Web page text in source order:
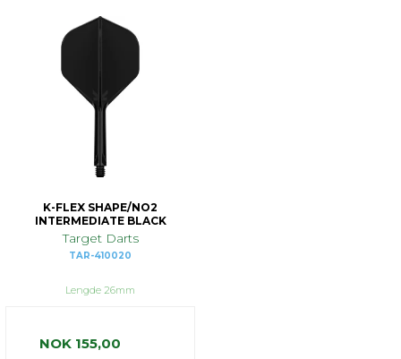
K-FLEX SHAPE/NO2
INTERMEDIATE BLACK
Target Darts
TAR-410020
Lengde 26mm
NOK 155,00